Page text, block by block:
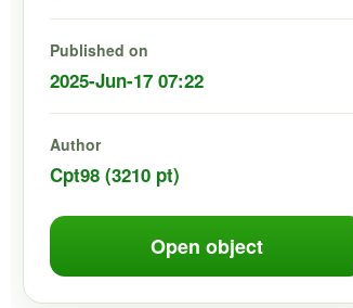
Published on
2025-Jun-17 07:22
Author
Cpt98 (3210 pt)
Open object